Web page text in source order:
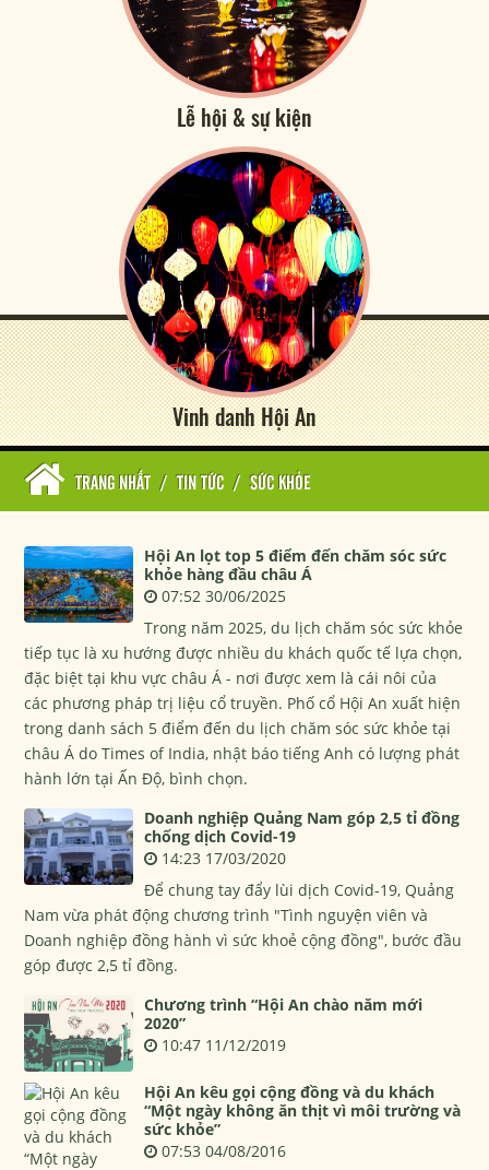
Lễ hội & sự kiện
Vinh danh Hội An
TRANG NHẤT / TIN TỨC / SỨC KHỎE
Hội An lọt top 5 điểm đến chăm sóc sức
khỏe hàng đầu châu Á
07:52 30/06/2025
Trong năm 2025, du lịch chăm sóc sức khỏe
tiếp tục là xu hướng được nhiều du khách quốc tế lựa chọn,
đặc biệt tại khu vực châu Á - nơi được xem là cái nôi của
các phương pháp trị liệu cổ truyền. Phố cổ Hội An xuất hiện
trong danh sách 5 điểm đến du lịch chăm sóc sức khỏe tại
châu Á do Times of India, nhật báo tiếng Anh có lượng phát
hành lớn tại Ấn Độ, bình chọn.
Doanh nghiệp Quảng Nam góp 2,5 tỉ đồng
chống dịch Covid-19
14:23 17/03/2020
Để chung tay đẩy lùi dịch Covid-19, Quảng
Nam vừa phát động chương trình "Tình nguyện viên và
Doanh nghiệp đồng hành vì sức khoẻ cộng đồng", bước đầu
góp được 2,5 tỉ đồng.
Chương trình “Hội An chào năm mới
2020”
10:47 11/12/2019
Hội An kêu gọi cộng đồng và du khách
“Một ngày không ăn thịt vì môi trường và
sức khỏe”
07:53 04/08/2016